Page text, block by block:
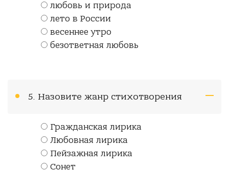
любовь и природа
лето в России
весеннее утро
безответная любовь
5. Назовите жанр стихотворения
Гражданская лирика
Любовная лирика
Пейзажная лирика
Сонет